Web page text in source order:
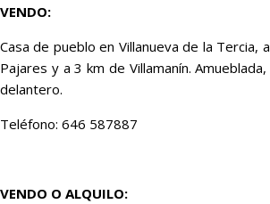
VENDO:
Casa de pueblo en Villanueva de la Tercia,
Pajares y a 3 km de Villamanín.
delantero.
Teléfono: 646 587887
VENDO O ALQUILO: